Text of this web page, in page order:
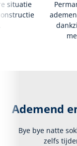
situatie
Ademend
Bye bye natte
zelfs